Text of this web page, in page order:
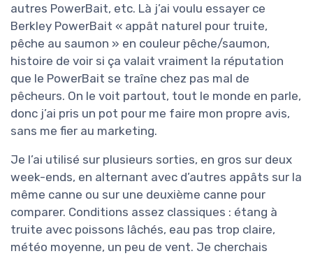
autres PowerBait, etc. Là j’ai voulu essayer ce
Berkley PowerBait « appât naturel pour truite,
pêche au saumon » en couleur pêche/saumon,
histoire de voir si ça valait vraiment la réputation
que le PowerBait se traîne chez pas mal de
pêcheurs. On le voit partout, tout le monde en parle,
donc j’ai pris un pot pour me faire mon propre avis,
sans me fier au marketing.
Je l’ai utilisé sur plusieurs sorties, en gros sur deux
week-ends, en alternant avec d’autres appâts sur la
même canne ou sur une deuxième canne pour
comparer. Conditions assez classiques : étang à
truite avec poissons lâchés, eau pas trop claire,
météo moyenne, un peu de vent. Je cherchais